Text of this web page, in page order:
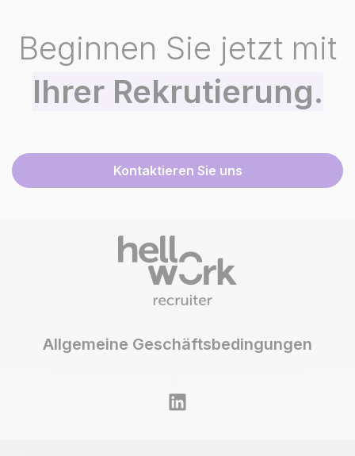
Beginnen Sie jetzt mit
Ihrer Rekrutierung.
Kontaktieren Sie uns
Allgemeine Geschäftsbedingungen